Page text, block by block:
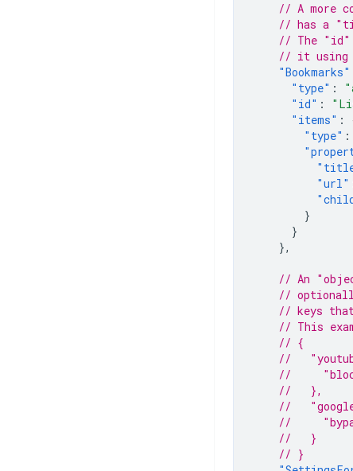
// A more
// has a
// The "id"
// it using
"Bookmarks"
"type" :
"id" :
"items" :
"type" :
"url"
}
}
},
// An
//
// keys
// This
// {
//
//
//   },
//
//
//   }
// }